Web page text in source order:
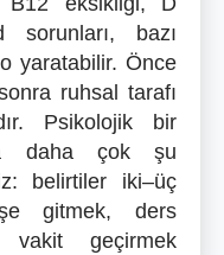
sorunları, bazı
yaratabilir. Önce
ruhsal tarafı
Psikolojik bir
daha çok şu
belirtiler iki–üç
gitmek, ders
vakit geçirmek